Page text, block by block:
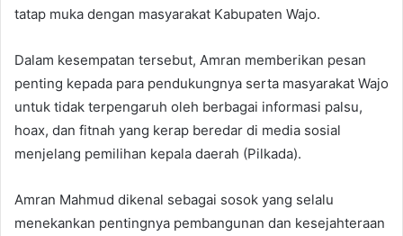
tatap muka dengan masyarakat Kabupaten Wajo.
Dalam kesempatan tersebut, Amran memberikan pesan
penting kepada para pendukungnya serta masyarakat Wajo
untuk tidak terpengaruh oleh berbagai informasi palsu,
hoax, dan fitnah yang kerap beredar di media sosial
menjelang pemilihan kepala daerah (Pilkada).
Amran Mahmud dikenal sebagai sosok yang selalu
menekankan pentingnya pembangunan dan kesejahteraan